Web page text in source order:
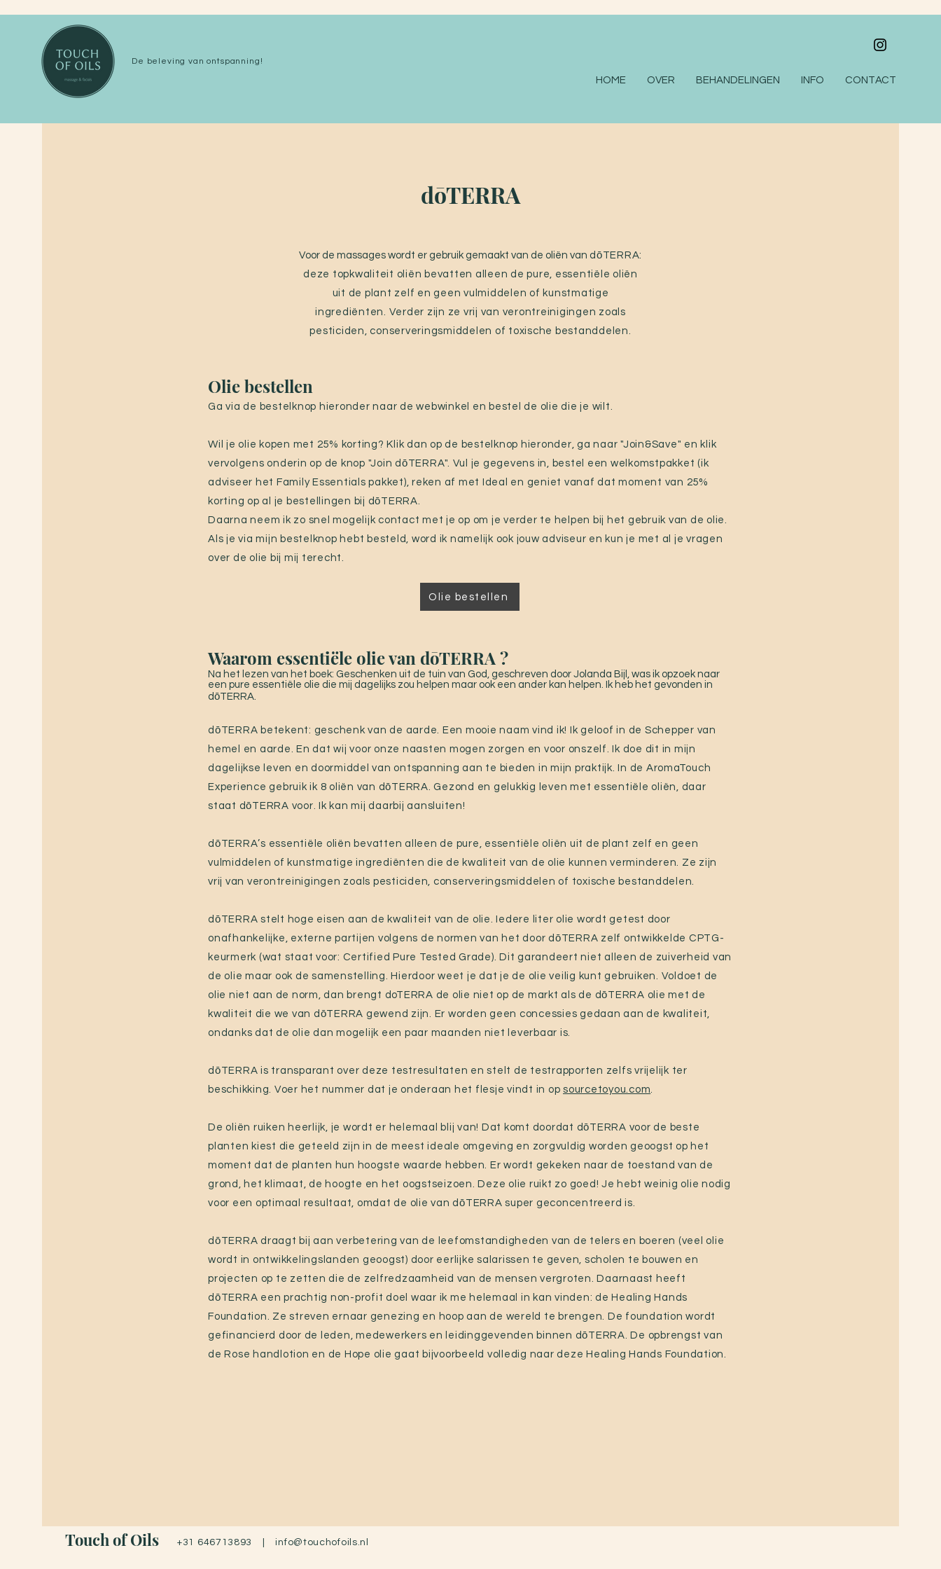
De beleving van ontspanning!
HOME OVER BEHANDELINGEN INFO CONTACT
dōTERRA
Voor de massages wordt er gebruik gemaakt van de oliën van dōTERRA:
deze topkwaliteit oliën bevatten alleen de pure, essentiële oliën
uit de plant zelf en geen vulmiddelen of kunstmatige
ingrediënten. Verder zijn ze vrij van verontreinigingen zoals
pesticiden, conserveringsmiddelen of toxische bestanddelen.
Olie bestellen
Ga via de bestelknop hieronder naar de webwinkel en bestel de olie die je wilt.
Wil je olie kopen met 25% korting? Klik dan op de bestelknop hieronder, ga naar "Join&Save" en klik
vervolgens onderin op de knop "Join dōTERRA". Vul je gegevens in, bestel een welkomstpakket (ik
adviseer het Family Essentials pakket), reken af met Ideal en geniet vanaf dat moment van 25%
korting op al je bestellingen bij dōTERRA.
Daarna neem ik zo snel mogelijk contact met je op om je verder te helpen bij het gebruik van de olie.
Als je via mijn bestelknop hebt besteld, word ik namelijk ook jouw adviseur en kun je met al je vragen
over de olie bij mij terecht.
Waarom essentiële olie van dōTERRA ?
Na het lezen van het boek: Geschenken uit de tuin van God, geschreven door Jolanda Bijl, was ik opzoek naar
een pure essentiële olie die mij dagelijks zou helpen maar ook een ander kan helpen. Ik heb het gevonden in
dōTERRA.
dōTERRA betekent: geschenk van de aarde. Een mooie naam vind ik! Ik geloof in de Schepper van
hemel en aarde. En dat wij voor onze naasten mogen zorgen en voor onszelf. Ik doe dit in mijn
dagelijkse leven en doormiddel van ontspanning aan te bieden in mijn praktijk. In de AromaTouch
Experience gebruik ik 8 oliën van dōTERRA. Gezond en gelukkig leven met essentiële oliën, daar
staat dōTERRA voor. Ik kan mij daarbij aansluiten!
dōTERRA’s essentiële oliën bevatten alleen de pure, essentiële oliën uit de plant zelf en geen
vulmiddelen of kunstmatige ingrediënten die de kwaliteit van de olie kunnen verminderen. Ze zijn
vrij van verontreinigingen zoals pesticiden, conserveringsmiddelen of toxische bestanddelen.
dōTERRA stelt hoge eisen aan de kwaliteit van de olie. Iedere liter olie wordt getest door
onafhankelijke, externe partijen volgens de normen van het door dōTERRA zelf ontwikkelde CPTG-
keurmerk (wat staat voor: Certified Pure Tested Grade). Dit garandeert niet alleen de zuiverheid van
de olie maar ook de samenstelling. Hierdoor weet je dat je de olie veilig kunt gebruiken. Voldoet de
olie niet aan de norm, dan brengt doTERRA de olie niet op de markt als de dōTERRA olie met de
kwaliteit die we van dōTERRA gewend zijn. Er worden geen concessies gedaan aan de kwaliteit,
ondanks dat de olie dan mogelijk een paar maanden niet leverbaar is.
dōTERRA is transparant over deze testresultaten en stelt de testrapporten zelfs vrijelijk ter
beschikking. Voer het nummer dat je onderaan het flesje vindt in op sourcetoyou.com.
De oliën ruiken heerlijk, je wordt er helemaal blij van! Dat komt doordat dōTERRA voor de beste
planten kiest die geteeld zijn in de meest ideale omgeving en zorgvuldig worden geoogst op het
moment dat de planten hun hoogste waarde hebben. Er wordt gekeken naar de toestand van de
grond, het klimaat, de hoogte en het oogstseizoen. Deze olie ruikt zo goed! Je hebt weinig olie nodig
voor een optimaal resultaat, omdat de olie van dōTERRA super geconcentreerd is.
dōTERRA draagt bij aan verbetering van de leefomstandigheden van de telers en boeren (veel olie
wordt in ontwikkelingslanden geoogst) door eerlijke salarissen te geven, scholen te bouwen en
projecten op te zetten die de zelfredzaamheid van de mensen vergroten. Daarnaast heeft
dōTERRA een prachtig non-profit doel waar ik me helemaal in kan vinden: de Healing Hands
Foundation. Ze streven ernaar genezing en hoop aan de wereld te brengen. De foundation wordt
gefinancierd door de leden, medewerkers en leidinggevenden binnen dōTERRA. De opbrengst van
de Rose handlotion en de Hope olie gaat bijvoorbeeld volledig naar deze Healing Hands Foundation.
Olie bestellen
Touch of Oils +31 646713893 |info@touchofoils.nl